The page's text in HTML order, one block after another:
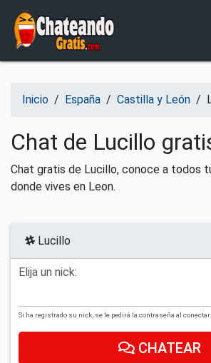
Salir del contenido
Inicio / España / Castilla y León /
Chat de Lucillo
Chat gratis de Lucillo, conoce a todos
donde vives en Leon.
Lucillo
Elija un nick:
Si ha registrado su nick, se le pedirá la contraseña al
CHATEAR